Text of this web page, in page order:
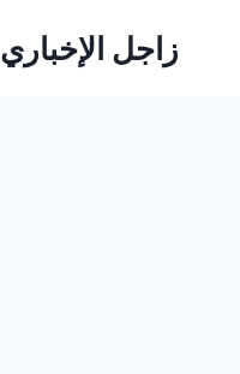
زاجل الإخباري